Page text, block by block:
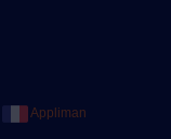
Appliman